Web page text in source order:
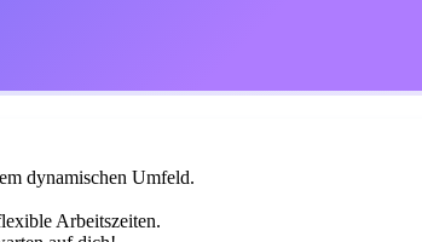
dynamischen Umfeld.
Arbeitszeiten.